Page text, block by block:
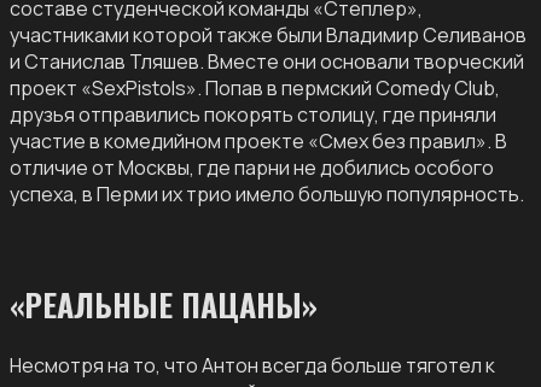
составе студенческой команды «Степлер»,
участниками которой также были Владимир Селиванов
и Станислав Тляшев. Вместе они основали творческий
проект «SexPistols». Попав в пермский Comedy Club,
друзья отправились покорять столицу, где приняли
участие в комедийном проекте «Смех без правил». В
отличие от Москвы, где парни не добились особого
успеха, в Перми их трио имело большую популярность.
«РЕАЛЬНЫЕ ПАЦАНЫ»
Несмотря на то, что Антон всегда больше тяготел к